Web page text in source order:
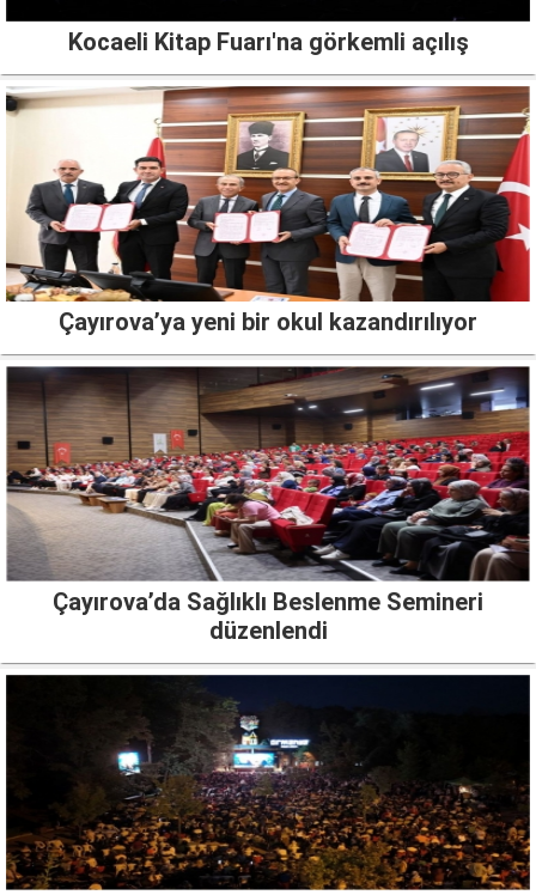
Kocaeli Kitap Fuarı'na görkemli açılış
Çayırova’ya yeni bir okul kazandırılıyor
Çayırova’da Sağlıklı Beslenme Semineri
düzenlendi